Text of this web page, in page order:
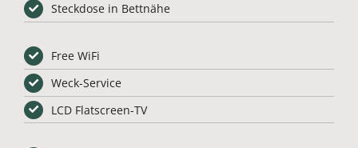
Steckdose in Bettnähe
Free WiFi
Weck-Service
LCD Flatscreen-TV